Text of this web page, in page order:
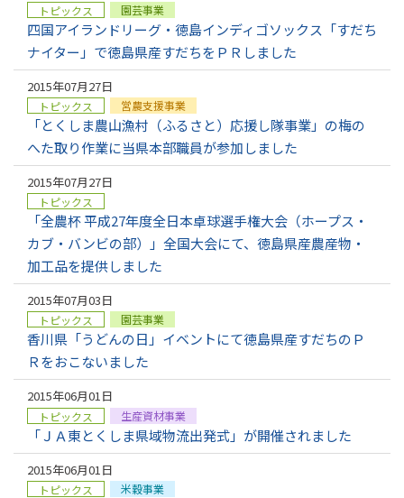
トピックス 園芸事業
四国アイランドリーグ・徳島インディゴソックス「すだち
ナイター」で徳島県産すだちをＰＲしました
2015年07月27日
トピックス 営農支援事業
「とくしま農山漁村（ふるさと）応援し隊事業」の梅の
へた取り作業に当県本部職員が参加しました
2015年07月27日
トピックス
「全農杯 平成27年度全日本卓球選手権大会（ホープス・
カブ・バンビの部）」全国大会にて、徳島県産農産物・
加工品を提供しました
2015年07月03日
トピックス 園芸事業
香川県「うどんの日」イベントにて徳島県産すだちのＰ
Ｒをおこないました
2015年06月01日
トピックス 生産資材事業
「ＪＡ東とくしま県域物流出発式」が開催されました
2015年06月01日
トピックス 米穀事業